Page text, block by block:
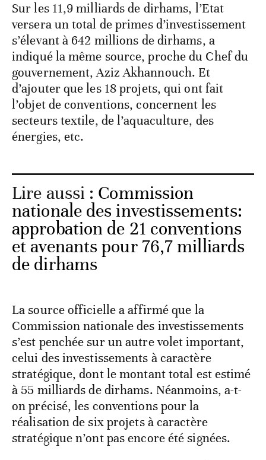
Sur les 11,9 milliards de dirhams, l’Etat
versera un total de primes d’investissement
s’élevant à 642 millions de dirhams, a
indiqué la même source, proche du Chef du
gouvernement, Aziz Akhannouch. Et
d’ajouter que les 18 projets, qui ont fait
l’objet de conventions, concernent les
secteurs textile, de l’aquaculture, des
énergies, etc.
Lire aussi : Commission
nationale des investissements:
approbation de 21 conventions
et avenants pour 76,7 milliards
de dirhams
La source officielle a affirmé que la
Commission nationale des investissements
s’est penchée sur un autre volet important,
celui des investissements à caractère
stratégique, dont le montant total est estimé
à 55 milliards de dirhams. Néanmoins, a-t-
on précisé, les conventions pour la
réalisation de six projets à caractère
stratégique n’ont pas encore été signées.